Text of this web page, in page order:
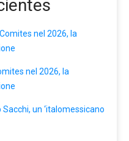
nel 2026, la
nel 2026, la
un ‘italomessicano